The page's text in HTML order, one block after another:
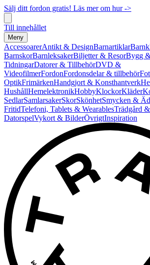
Sälj ditt fordon gratis! Läs mer om hur ->
Till innehållet
Meny
AccessoarerAntikt & DesignBarnartiklar
BarnskorBarnleksakerBiljetter & ResorBygg
TidningarDatorer & TillbehörDVD &
VideofilmerFordonFordonsdelar & tillbehör
OptikFrimärkenHandgjort & Konsthantverk
HushållHemelektronikHobbyKlockorKläder
SedlarSamlarsakerSkorSkönhetSmycken &
FritidTelefoni, Tablets & WearablesTrädgård
DatorspelVykort & BilderÖvrigtInspiration